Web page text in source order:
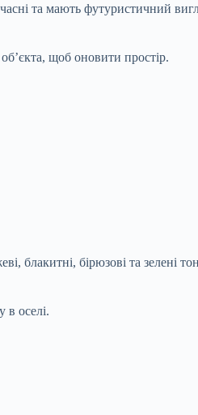
та мають футуристичний
щоб оновити простір.
блакитні, бірюзові та зелені
в оселі.